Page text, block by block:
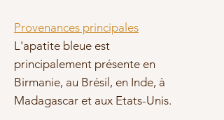
Provenances principales
L'apatite bleue est
principalement présente en
Birmanie, au Brésil, en Inde, à
Madagascar et aux Etats-Unis.